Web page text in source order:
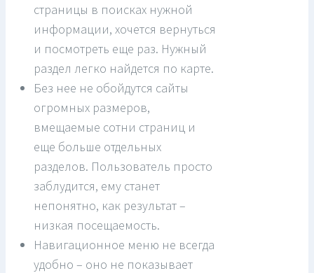
страницы в поисках нужной
информации, хочется вернуться
и посмотреть еще раз. Нужный
раздел легко найдется по карте.
Без нее не обойдутся сайты
огромных размеров,
вмещаемые сотни страниц и
еще больше отдельных
разделов. Пользователь просто
заблудится, ему станет
непонятно, как результат –
низкая посещаемость.
Навигационное меню не всегда
удобно – оно не показывает